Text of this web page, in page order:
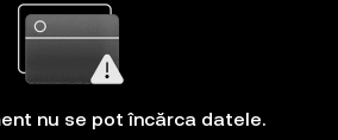
nu se pot încărca datele.